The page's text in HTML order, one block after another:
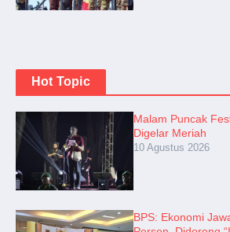
Hot Topic
Malam Puncak
Digelar Meriah
10 Agustus 2026
BPS: Ekonomi